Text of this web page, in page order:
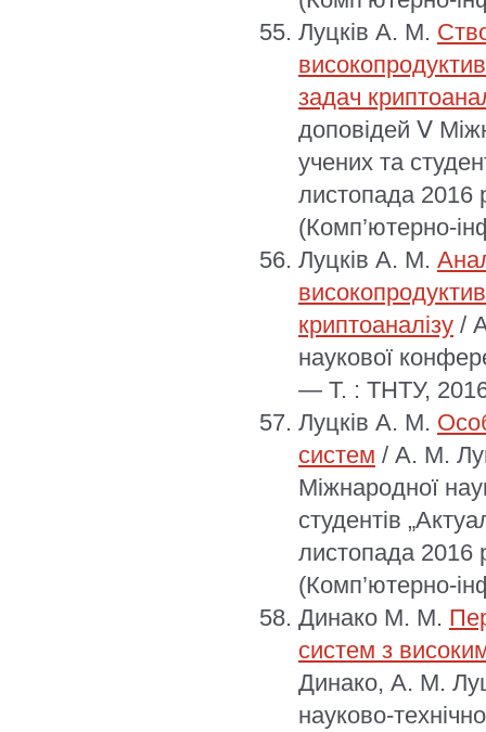
Луцків А. М.
задач
доповідей Ⅴ
учених та
листопада
(Комп’ютерно-
Луцків А. М.
криптоаналізу /
наукової
— Т. : ТНТУ, 2016
Луцків А. М.
систем / А. М.
Міжнародної
студентів
листопада
(Комп’ютерно-
Динако М. М.
систем з
Динако, А. М.
науково-